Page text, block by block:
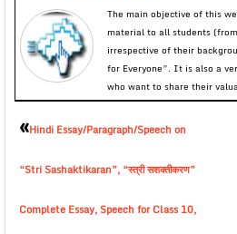
The main objective of this
material to all students
irrespective of their
for Everyone”. It is also a
who want to share their
«Hindi Essay/Paragraph/Speech on
“Stri Sashaktikaran”, “स्त्री सशक्तीकरण”
Complete Essay, Speech for Class 10,